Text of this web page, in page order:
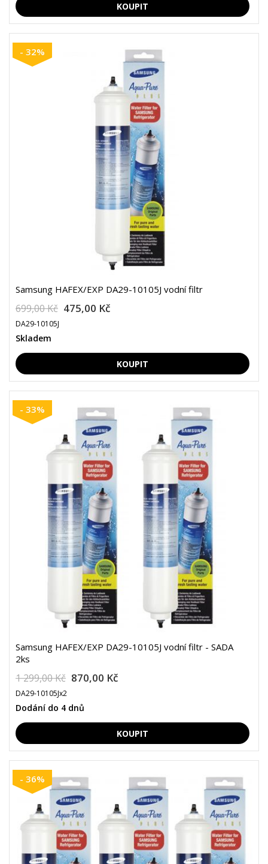
- 32%
Samsung HAFEX/EXP DA29-10105J vodní filtr
699,00 Kč 475,00 Kč
DA29-10105J
Skladem
- 33%
Samsung HAFEX/EXP DA29-10105J vodní filtr - SADA
2ks
1 299,00 Kč 870,00 Kč
DA29-10105Jx2
Dodání do 4 dnů
- 36%